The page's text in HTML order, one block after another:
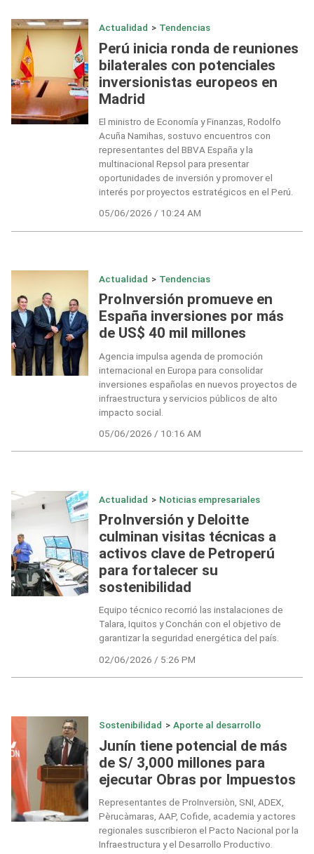
Actualidad > Tendencias
Perú inicia ronda de reuniones
bilaterales con potenciales
inversionistas europeos en
Madrid
El ministro de Economía y Finanzas, Rodolfo
Acuña Namihas, sostuvo encuentros con
representantes del BBVA España y la
multinacional Repsol para presentar
oportunidades de inversión y promover el
interés por proyectos estratégicos en el Perú.
05/06/2026 / 10:24 AM
Actualidad > Tendencias
ProInversión promueve en
España inversiones por más
de US$ 40 mil millones
Agencia impulsa agenda de promoción
internacional en Europa para consolidar
inversiones españolas en nuevos proyectos de
infraestructura y servicios públicos de alto
impacto social.
05/06/2026 / 10:16 AM
Actualidad > Noticias empresariales
ProInversión y Deloitte
culminan visitas técnicas a
activos clave de Petroperú
para fortalecer su
sostenibilidad
Equipo técnico recorrió las instalaciones de
Talara, Iquitos y Conchán con el objetivo de
garantizar la seguridad energética del país.
02/06/2026 / 5:26 PM
Sostenibilidad > Aporte al desarrollo
Junín tiene potencial de más
de S/ 3,000 millones para
ejecutar Obras por Impuestos
Representantes de ProInversiòn, SNI, ADEX,
Pèrucàmaras, AAP, Cofide, academia y actores
regionales suscribieron el Pacto Nacional por la
Infraestructura y el Desarrollo Productivo.